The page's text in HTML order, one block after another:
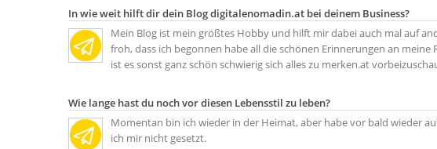
In wie weit hilft dir dein Blog digitalenomadin.at bei deinem Business?
Mein Blog ist mein größtes Hobby und hilft mir dabei auch mal auf
froh, dass ich begonnen habe all die schönen Erinnerungen an meine
ist es sonst ganz schön schwierig sich alles zu merken.at
Wie lange hast du noch vor diesen Lebensstil zu leben?
Momentan bin ich wieder in der Heimat, aber habe vor bald wieder
ich mir nicht gesetzt.